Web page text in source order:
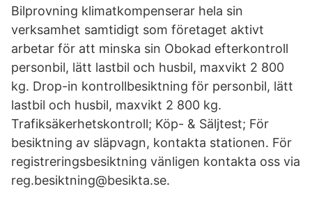
Bilprovning klimatkompenserar hela sin
verksamhet samtidigt som företaget aktivt
arbetar för att minska sin Obokad efterkontroll
personbil, lätt lastbil och husbil, maxvikt 2 800
kg. Drop-in kontrollbesiktning för personbil, lätt
lastbil och husbil, maxvikt 2 800 kg.
Trafiksäkerhetskontroll; Köp- & Säljtest; För
besiktning av släpvagn, kontakta stationen. För
registreringsbesiktning vänligen kontakta oss via
reg.besiktning@besikta.se.